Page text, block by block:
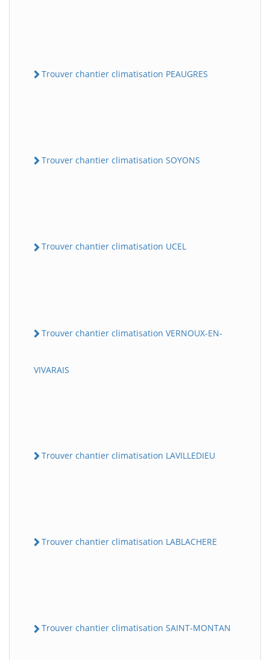
Trouver chantier climatisation PEAUGRES
Trouver chantier climatisation SOYONS
Trouver chantier climatisation UCEL
Trouver chantier climatisation VERNOUX-EN-
VIVARAIS
Trouver chantier climatisation LAVILLEDIEU
Trouver chantier climatisation LABLACHERE
Trouver chantier climatisation SAINT-MONTAN